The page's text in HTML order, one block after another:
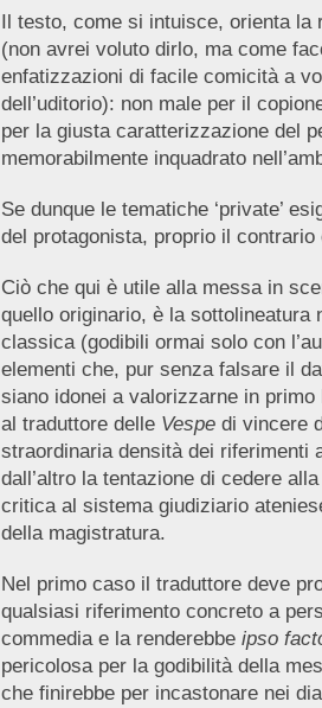
Il testo, come si intuisce, orienta la
(non avrei voluto dirlo, ma come
enfatizzazioni di facile comicità a
dell’uditorio): non male per il
per la giusta caratterizzazione del
memorabilmente inquadrato
Se dunque le tematiche ‘private’
del protagonista, proprio il
Ciò che qui è utile alla messa in
quello originario, è la
classica (godibili ormai solo con
elementi che, pur senza falsare il
siano idonei a valorizzarne in
al traduttore delleVespedi vincere
straordinaria densità dei riferimenti
dall’altro la tentazione di cedere
critica al sistema giudiziario
della magistratura.
Nel primo caso il traduttore deve
qualsiasi riferimento concreto a
commedia e la renderebbe ipso
pericolosa per la godibilità della
che finirebbe per incastonare nei